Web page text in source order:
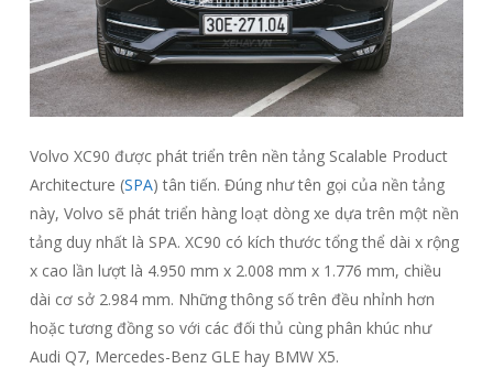
Volvo XC90 được phát triển trên nền tảng Scalable Product
Architecture (SPA) tân tiến. Đúng như tên gọi của nền tảng
này, Volvo sẽ phát triển hàng loạt dòng xe dựa trên một nền
tảng duy nhất là SPA. XC90 có kích thước tổng thể dài x rộng
x cao lần lượt là 4.950 mm x 2.008 mm x 1.776 mm, chiều
dài cơ sở 2.984 mm. Những thông số trên đều nhỉnh hơn
hoặc tương đồng so với các đối thủ cùng phân khúc như
Audi Q7, Mercedes-Benz GLE hay BMW X5.